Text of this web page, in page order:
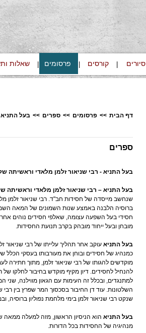
סיורים קורסים פרסומים שאלות
דף הבית >> פרסומים >> ספרים >> בעל
ספרים
בעל התניא - רבי שניאור זלמן מלאדי וראשיתה
בעל התניא – רבי שניאור זלמן מלאדי וראשיתה
ברוסיה הלבנה באמצע שנות השמונים של המאה
חסידי בעל השפעה עצומה, שאלפי חסידים נוהים
מובחן ובעל ייחוד מובהק בקרב תנועת החסידות.
בעל התניא עוקב אחר תהליך עלייתו של רבי שניאור
כמנהיג של חסידים ובוחן את מעורבותו בעסקי הכלל
מוקדשים להגותו של רבי שניאור זלמן, מתוך חתירה
להנחיל לחסידים. דיון מקיף מוקדש בחיבור לחלקו של
למתנגדים, ובכלל זה העימות עם הגאון מווילנה,
השלטונות. עוד דן החיבור בסכסוך המר שפרץ בין
שנקט רבי שניאור זלמן בימי מלחמת נפוליון ברוסיה,
בעל התניא הוא הניסיון הראשון, מזה למעלה ממאה
מנהיגיה של החסידות בכל הדורות.